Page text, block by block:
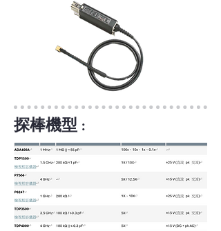
探棒機型 :